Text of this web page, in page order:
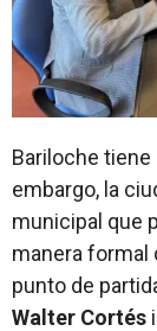
Bariloche tiene
embargo, la
municipal que
manera formal
punto de
Walter Cortés